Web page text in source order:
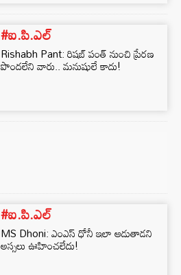
#ఐ.పి.ఎల్
Rishabh Pant: రిషబ్ పంత్‌ నుంచి ప్రేరణ
పొందలేని వారు.. మనుషులే కాదు!
#ఐ.పి.ఎల్
MS Dhoni: ఎంఎస్ ధోనీ ఇలా ఆడుతాడని
అస్సలు ఊహించలేదు!